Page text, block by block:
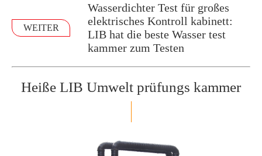
WEITER
Wasserdichter Test für großes
elektrisches Kontroll kabinett:
LIB hat die beste Wasser test
kammer zum Testen
Heiße LIB Umwelt prüfungs kammer